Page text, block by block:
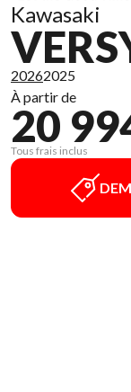
Kawasaki
20262025
À partir de
20
Tous frais inclus